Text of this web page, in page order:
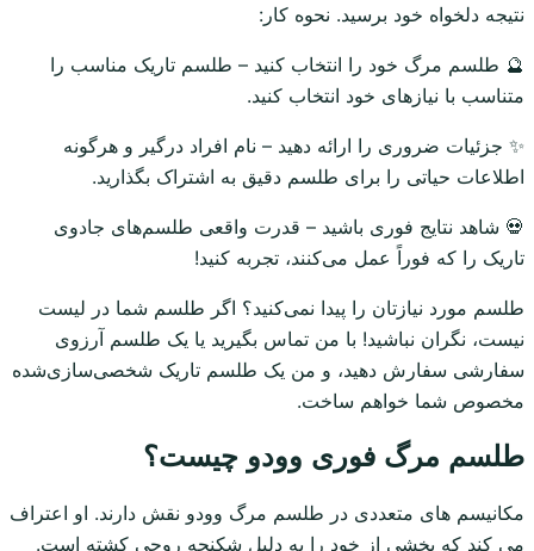
نتیجه دلخواه خود برسید. نحوه کار:
🔮 طلسم مرگ خود را انتخاب کنید – طلسم تاریک مناسب را
متناسب با نیازهای خود انتخاب کنید.
✨ جزئیات ضروری را ارائه دهید – نام افراد درگیر و هرگونه
اطلاعات حیاتی را برای طلسم دقیق به اشتراک بگذارید.
💀 شاهد نتایج فوری باشید – قدرت واقعی طلسم‌های جادوی
تاریک را که فوراً عمل می‌کنند، تجربه کنید!
طلسم مورد نیازتان را پیدا نمی‌کنید؟ اگر طلسم شما در لیست
نیست، نگران نباشید! با من تماس بگیرید یا یک طلسم آرزوی
سفارشی سفارش دهید، و من یک طلسم تاریک شخصی‌سازی‌شده
مخصوص شما خواهم ساخت.
طلسم مرگ فوری وودو چیست؟
مکانیسم های متعددی در طلسم مرگ وودو نقش دارند. او اعتراف
می کند که بخشی از خود را به دلیل شکنجه روحی کشته است.